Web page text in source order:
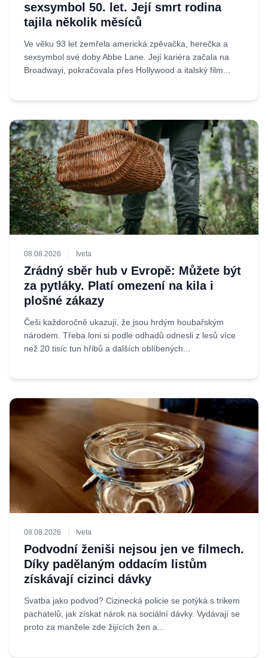
sexsymbol 50. let. Její smrt rodina
tajila několik měsíců
Ve věku 93 let zemřela americká zpěvačka, herečka a
sexsymbol své doby Abbe Lane. Její kariéra začala na
Broadwayi, pokračovala přes Hollywood a italský film...
08.08.2026 Iveta
Zrádný sběr hub v Evropě: Můžete být
za pytláky. Platí omezení na kila i
plošné zákazy
Češi každoročně ukazují, že jsou hrdým houbařským
národem. Třeba loni si podle odhadů odnesli z lesů více
než 20 tisíc tun hřibů a dalších oblíbených...
08.08.2026 Iveta
Podvodní ženiši nejsou jen ve filmech.
Díky padělaným oddacím listům
získávají cizinci dávky
Svatba jako podvod? Cizinecká policie se potýká s trikem
pachatelů, jak získat nárok na sociální dávky. Vydávají se
proto za manžele zde žijících žen a...